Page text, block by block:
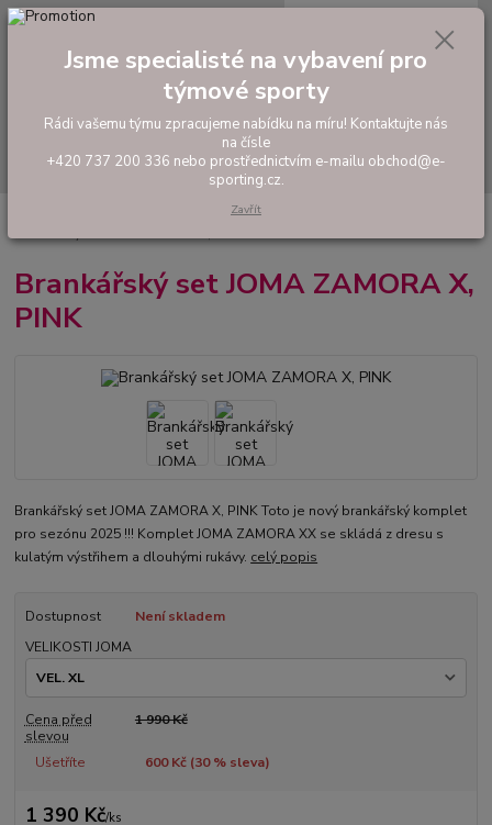
Hledat
tel: +420 737 200 336
0,00 Kč
Fotbaloví brankáři
Brankářský set JOMA ZAMORA X, PINK
Brankářský set JOMA ZAMORA X,
PINK
Brankářský set JOMA ZAMORA X, PINK Toto je nový brankářský komplet
pro sezónu 2025 !!! Komplet JOMA ZAMORA XX se skládá z dresu s
kulatým výstřihem a dlouhými rukávy. celý popis
Dostupnost
Není skladem
VELIKOSTI JOMA
Cena před
slevou
1 990 Kč
Ušetříte 600 Kč (30% sleva)
1 390 Kč/ks
Jsme specialisté na vybavení pro
týmové sporty
Rádi vašemu týmu zpracujeme nabídku na míru! Kontaktujte nás
na čísle
+420 737 200 336 nebo prostřednictvím e-mailu obchod@e-
sporting.cz.
Zavřít